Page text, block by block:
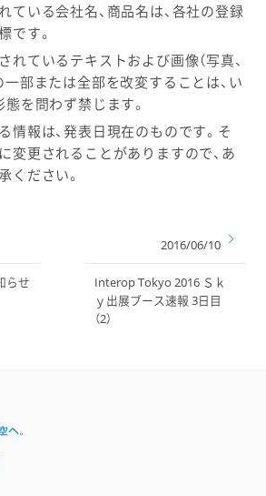
ている会社名、商品名は、各社の登録
です。
れているテキストおよび画像（写真、
一部または全部を改変することは、い
態を問わず禁じます。
情報は、発表日現在のものです。そ
変更されることがありますので、あ
ください。
らせ
2016/06/10
Interop Tokyo 2016 Ｓｋ
ｙ出展ブース速報 3日目
（2）